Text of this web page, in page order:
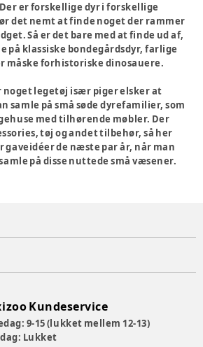
er forskellige dyr i forskellige
det nemt at finde noget der rammer
Så er det bare med at finde ud af,
på klassiske bondegårdsdyr, farlige
måske forhistoriske dinosauere.
noget legetøj især piger elsker at
samle på små søde dyrefamilier, som
med tilhørende møbler. Der
tøj og andet tilbehør, så her
gaveidéer de næste par år, når man
på disse nuttede små væsener.
Kundeservice
9-15 (lukket mellem 12-13)
Lukket